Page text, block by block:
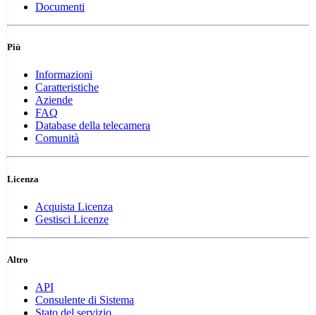
Documenti
Più
Informazioni
Caratteristiche
Aziende
FAQ
Database della telecamera
Comunità
Licenza
Acquista Licenza
Gestisci Licenze
Altro
API
Consulente di Sistema
Stato del servizio